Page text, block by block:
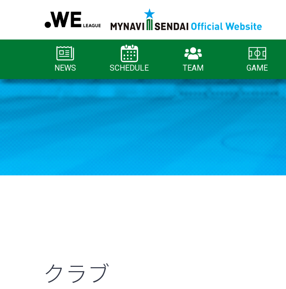
NEWS SCHEDULE TEAM GAME
クラブ